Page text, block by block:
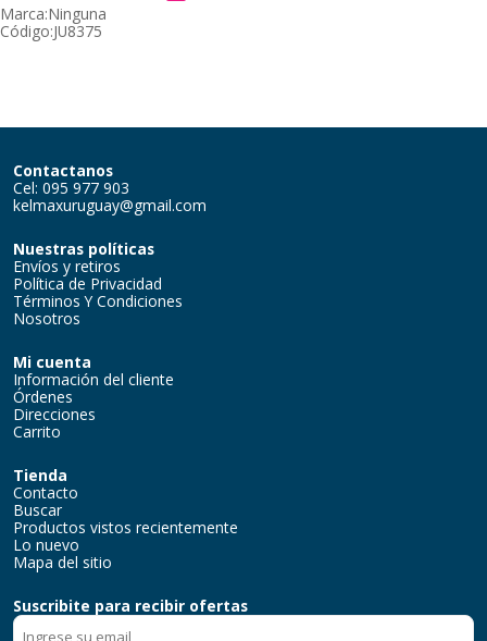
Marca:Ninguna
Código:JU8375
Contactanos
Cel: 095 977 903
kelmaxuruguay@gmail.com
Nuestras políticas
Envíos y retiros
Política de Privacidad
Términos Y Condiciones
Nosotros
Mi cuenta
Información del cliente
Órdenes
Direcciones
Carrito
Tienda
Contacto
Buscar
Productos vistos recientemente
Lo nuevo
Mapa del sitio
Suscribite para recibir ofertas